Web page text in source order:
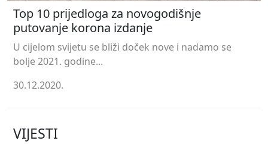
Top 10 prijedloga za novogodišnje
putovanje korona izdanje
U cijelom svijetu se bliži doček nove i nadamo se
bolje 2021. godine...
30.12.2020.
VIJESTI